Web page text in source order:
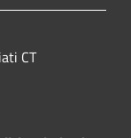
CT